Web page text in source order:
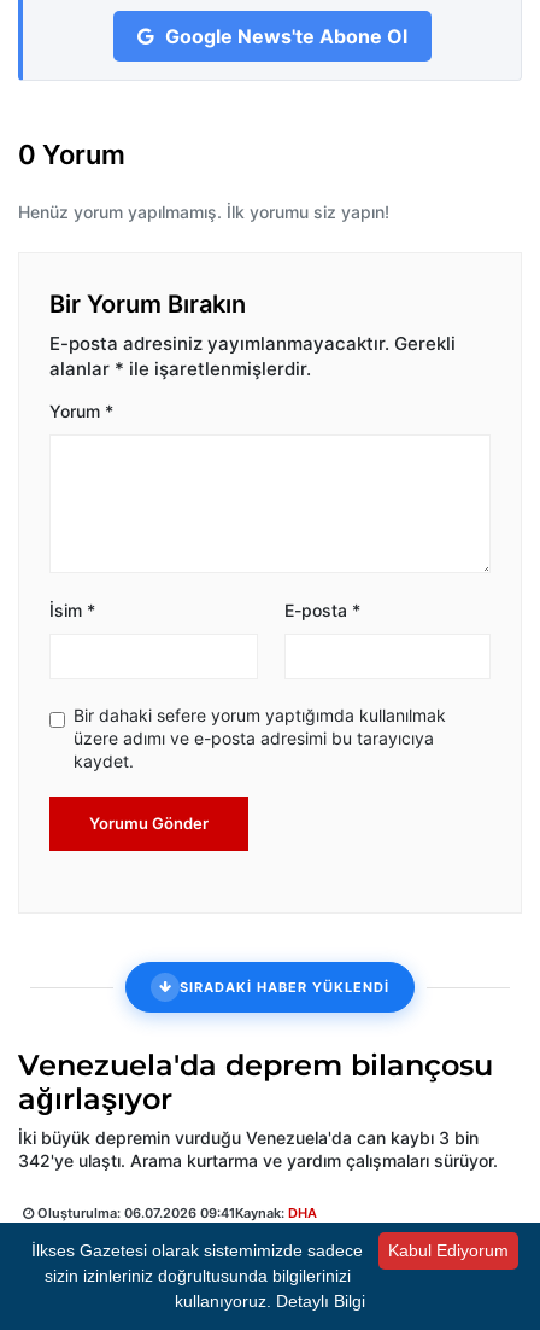
Google News'te Abone Ol
0 Yorum
Henüz yorum yapılmamış. İlk yorumu siz yapın!
Bir Yorum Bırakın
E-posta adresiniz yayımlanmayacaktır. Gerekli
alanlar * ile işaretlenmişlerdir.
Yorum *
İsim * E-posta *
Bir dahaki sefere yorum yaptığımda kullanılmak
üzere adımı ve e-posta adresimi bu tarayıcıya
kaydet.
Yorumu Gönder
SIRADAKİ HABER YÜKLENDİ
Venezuela'da deprem bilançosu
ağırlaşıyor
İki büyük depremin vurduğu Venezuela'da can kaybı 3 bin
342'ye ulaştı. Arama kurtarma ve yardım çalışmaları sürüyor.
Oluşturulma: 06.07.2026 09:41Kaynak: DHA
Kabul Ediyorum
İlkses Gazetesi olarak sistemimizde sadece
sizin izinleriniz doğrultusunda bilgilerinizi
kullanıyoruz. Detaylı Bilgi